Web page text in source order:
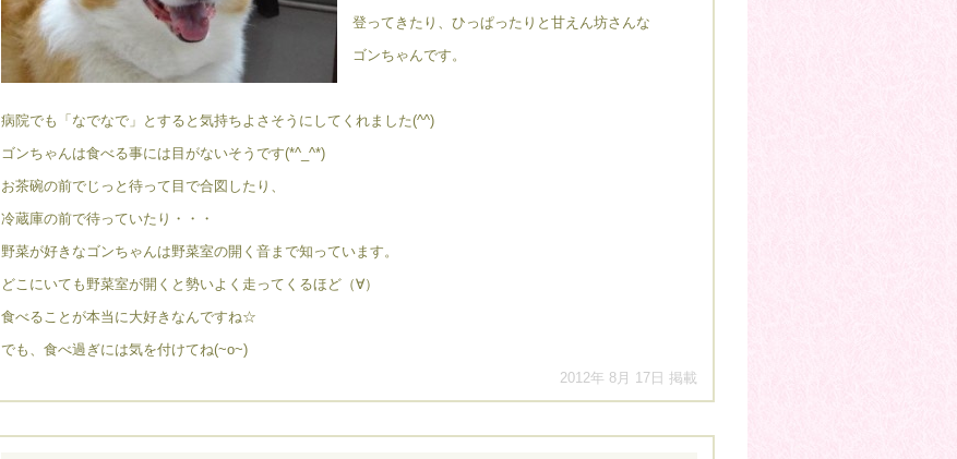
登ってきたり、ひっぱったりと甘えん坊さんな
ゴンちゃんです。
病院でも「なでなで」とすると気持ちよさそうにしてくれました(^^)
ゴンちゃんは食べる事には目がないそうです(*^_^*)
お茶碗の前でじっと待って目で合図したり、
冷蔵庫の前で待っていたり・・・
野菜が好きなゴンちゃんは野菜室の開く音まで知っています。
どこにいても野菜室が開くと勢いよく走ってくるほど（∀）
食べることが本当に大好きなんですね☆
でも、食べ過ぎには気を付けてね(~o~)
2012年 8月 17日 掲載